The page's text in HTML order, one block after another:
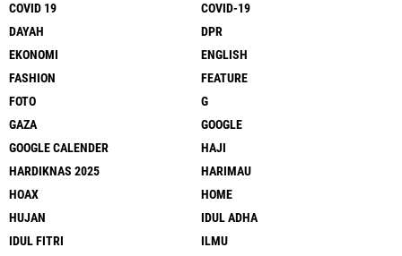
COVID 19
COVID-19
DAYAH
DPR
EKONOMI
ENGLISH
FASHION
FEATURE
FOTO
G
GAZA
GOOGLE
GOOGLE CALENDER
HAJI
HARDIKNAS 2025
HARIMAU
HOAX
HOME
HUJAN
IDUL ADHA
IDUL FITRI
ILMU